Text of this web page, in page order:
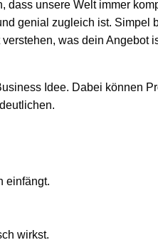
unsere Welt immer
genial zugleich ist. Simpel
was dein Angebot
Idee. Dabei können
einfängt.
wirkst.